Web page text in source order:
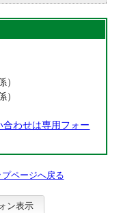
）
）
わせは専用フォー
プページへ戻る
ン表示